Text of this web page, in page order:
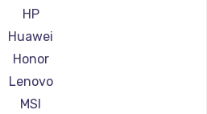
ноутбуков Aorus
Maibenben
ноутбуков Getac
ноутбуков Epson
Philips
HP
Huawei
Honor
Lenovo
MSI